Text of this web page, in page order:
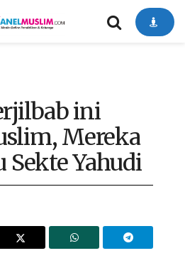
ini
Mereka
Sekte Yahudi